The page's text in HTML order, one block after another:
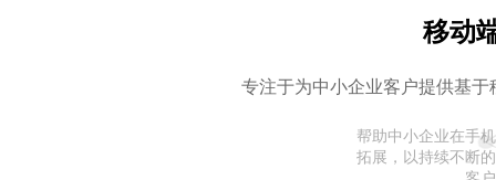
移动
专注于为中小企业客户提供基
帮助中小企业在手
拓展，以持续不断